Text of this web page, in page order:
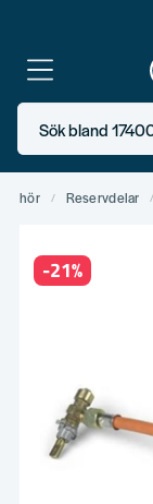
Sök bland 17400+
Reservdelar
-21%